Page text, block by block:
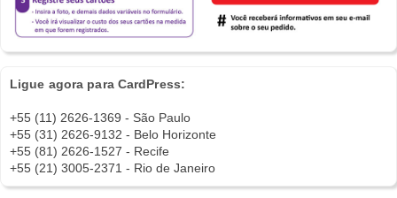
Ligue agora para CardPress:
+55 (11) 2626-1369 - São Paulo
+55 (31) 2626-9132 - Belo Horizonte
+55 (81) 2626-1527 - Recife
+55 (21) 3005-2371 - Rio de Janeiro